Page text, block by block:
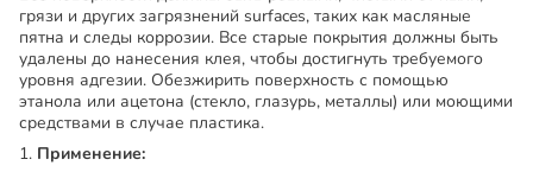
грязи и других загрязнений surfaces, таких как масляные
пятна и следы коррозии. Все старые покрытия должны быть
удалены до нанесения клея, чтобы достигнуть требуемого
уровня адгезии. Обезжирить поверхность с помощью
этанола или ацетона (стекло, глазурь, металлы) или моющими
средствами в случае пластика.
Применение: